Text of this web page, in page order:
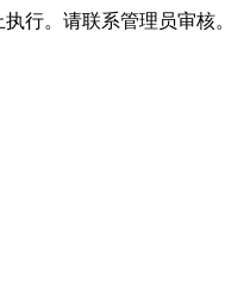
行。请联系管理员审核。